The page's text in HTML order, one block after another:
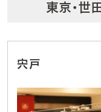
東京・世
宍戸